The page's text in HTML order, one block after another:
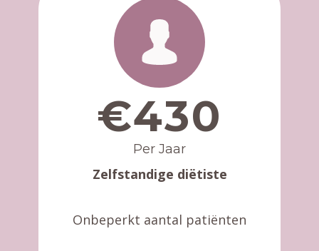
€430
Per Jaar
Zelfstandige diëtiste
Onbeperkt aantal ​patiënten